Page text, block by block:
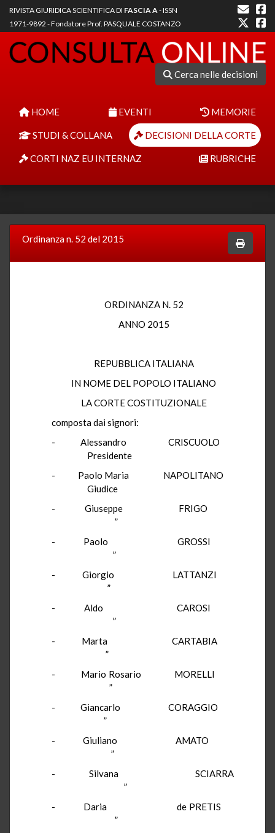
RIVISTA GIURIDICA SCIENTIFICA DI FASCIA A- ISSN
1971-9892 - Fondatore Prof. PASQUALE COSTANZO
Cerca nelle decisioni
HOME EVENTI MEMORIE
STUDI & COLLANA DECISIONI DELLA CORTE
CORTI NAZ EU INTERNAZ RUBRICHE
Ordinanza n. 52 del 2015
ORDINANZA N. 52
ANNO 2015
REPUBBLICA ITALIANA
IN NOME DEL POPOLO ITALIANO
LA CORTE COSTITUZIONALE
composta dai signori:
- Alessandro CRISCUOLO
Presidente
- Paolo Maria NAPOLITANO
Giudice
- Giuseppe FRIGO
”
- Paolo GROSSI
”
- Giorgio LATTANZI
”
- Aldo CAROSI
”
- Marta CARTABIA
”
- Mario Rosario MORELLI
”
- Giancarlo CORAGGIO
”
- Giuliano AMATO
”
- Silvana SCIARRA
”
- Daria de PRETIS
”